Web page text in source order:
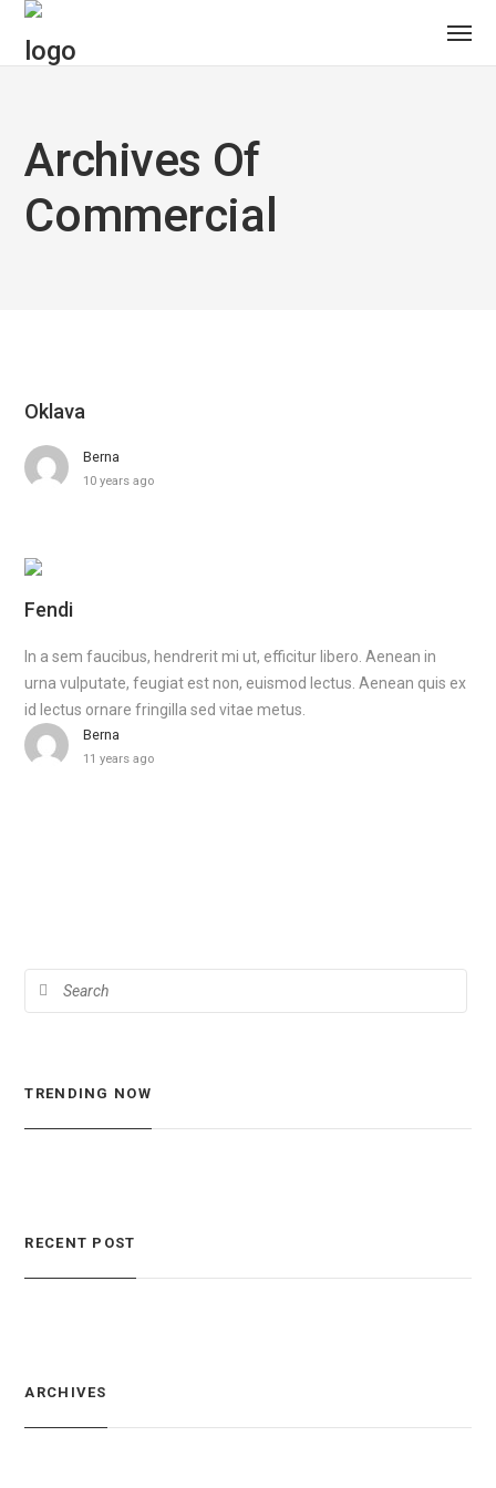
Archives Of
Commercial
Oklava
Berna
10 years ago
Fendi
In a sem faucibus, hendrerit mi ut, efficitur libero. Aenean in
urna vulputate, feugiat est non, euismod lectus. Aenean quis ex
id lectus ornare fringilla sed vitae metus.
Berna
11 years ago
TRENDING NOW
RECENT POST
ARCHIVES